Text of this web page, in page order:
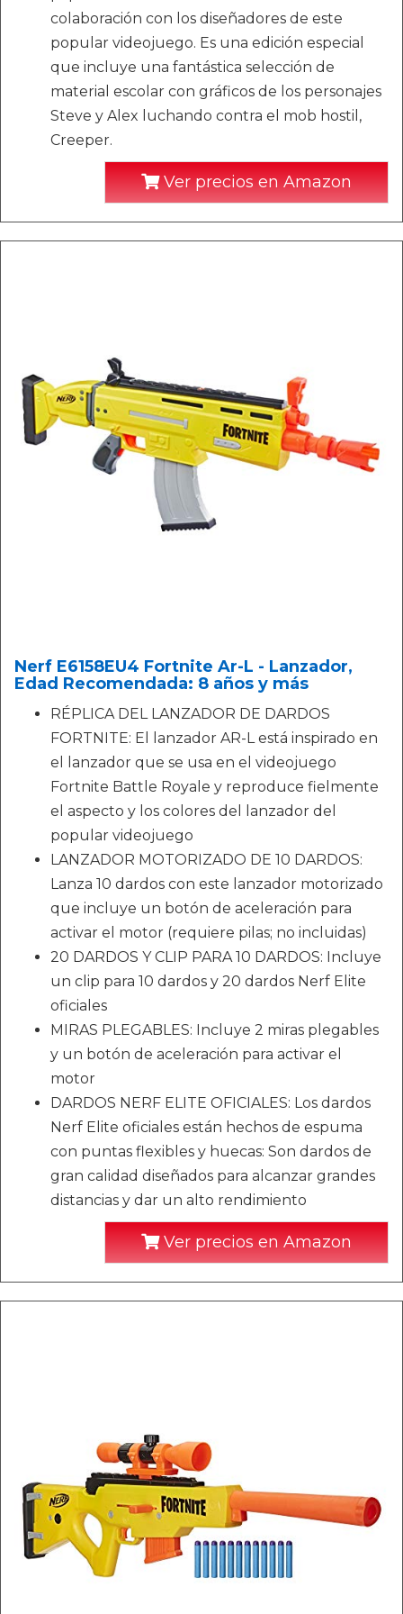
colaboración con los diseñadores de este
popular videojuego. Es una edición especial
que incluye una fantástica selección de
material escolar con gráficos de los personajes
Steve y Alex luchando contra el mob hostil,
Creeper.
Ver precios en Amazon
Nerf E6158EU4 Fortnite Ar-L - Lanzador,
Edad Recomendada: 8 años y más
RÉPLICA DEL LANZADOR DE DARDOS
FORTNITE: El lanzador AR-L está inspirado en
el lanzador que se usa en el videojuego
Fortnite Battle Royale y reproduce fielmente
el aspecto y los colores del lanzador del
popular videojuego
LANZADOR MOTORIZADO DE 10 DARDOS:
Lanza 10 dardos con este lanzador motorizado
que incluye un botón de aceleración para
activar el motor (requiere pilas; no incluidas)
20 DARDOS Y CLIP PARA 10 DARDOS: Incluye
un clip para 10 dardos y 20 dardos Nerf Elite
oficiales
MIRAS PLEGABLES: Incluye 2 miras plegables
y un botón de aceleración para activar el
motor
DARDOS NERF ELITE OFICIALES: Los dardos
Nerf Elite oficiales están hechos de espuma
con puntas flexibles y huecas: Son dardos de
gran calidad diseñados para alcanzar grandes
distancias y dar un alto rendimiento
Ver precios en Amazon